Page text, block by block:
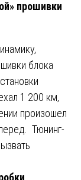
прошивки
блока
1 200 км,
произошел
Тюнинг-